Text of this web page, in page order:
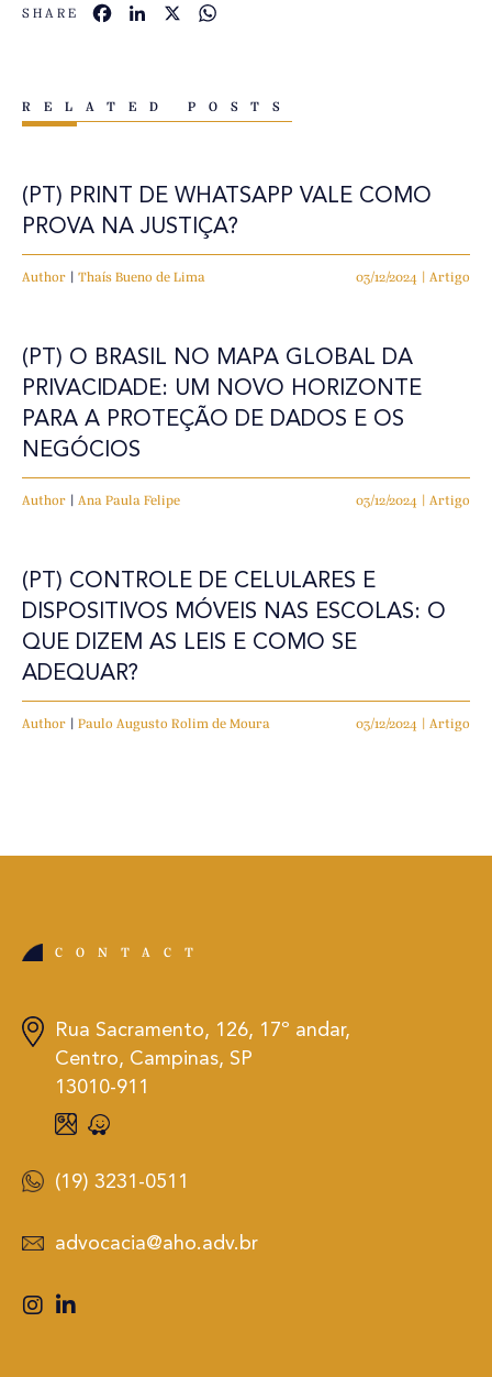
SHARE FacebookLinkedIn
RELATED POSTS
(PT) PRINT DE WHATSAPP VALE COMO
PROVA NA JUSTIÇA?
Author | Thaís Bueno de Lima 03/12/2024 | Artigo
(PT) O BRASIL NO MAPA GLOBAL DA
PRIVACIDADE: UM NOVO HORIZONTE
PARA A PROTEÇÃO DE DADOS E OS
NEGÓCIOS
Author | Ana Paula Felipe 03/12/2024 | Artigo
(PT) CONTROLE DE CELULARES E
DISPOSITIVOS MÓVEIS NAS ESCOLAS: O
QUE DIZEM AS LEIS E COMO SE
ADEQUAR?
Author | Paulo Augusto Rolim de Moura 03/12/2024 | Artigo
CONTACT
Rua Sacramento, 126, 17º andar,
Centro, Campinas, SP
13010-911
(19) 3231-0511
advocacia@aho.adv.br